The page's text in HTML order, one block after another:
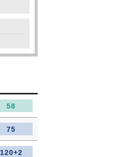
58
75
120+2